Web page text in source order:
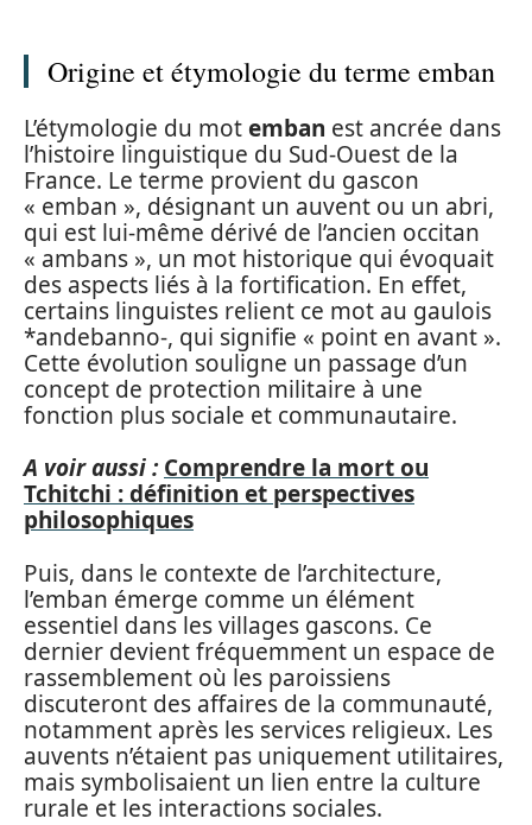
Origine et étymologie du terme emban
L’étymologie du motemban est ancrée dans
l’histoire linguistique du Sud-Ouest de la
France. Le terme provient du gascon
« emban », désignant un auvent ou un abri,
qui est lui-même dérivé de l’ancien occitan
« ambans », un mot historique qui évoquait
des aspects liés à la fortification. En effet,
certains linguistes relient ce mot au gaulois
*andebanno-, qui signifie « point en avant ».
Cette évolution souligne un passage d’un
concept de protection militaire à une
fonction plus sociale et communautaire.
A voir aussi : Comprendre la mort ou
Tchitchi : définition et perspectives
philosophiques
Puis, dans le contexte de l’architecture,
l’emban émerge comme un élément
essentiel dans les villages gascons. Ce
dernier devient fréquemment un espace de
rassemblement où les paroissiens
discuteront des affaires de la communauté,
notamment après les services religieux. Les
auvents n’étaient pas uniquement utilitaires,
mais symbolisaient un lien entre la culture
rurale et les interactions sociales.